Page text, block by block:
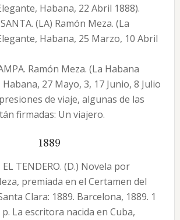
Habana, 22 Abril 1888).
(LA) Ramón Meza. (La
Habana, 25 Marzo, 10 Abril
Ramón Meza. (La Habana
27 Mayo, 3, 17 Junio, 8 Julio
de viaje, algunas de las
firmadas: Un viajero.
1889
EL TENDERO. (D.) Novela por
premiada en el Certamen del
Clara: 1889. Barcelona, 1889. 1
p. La escritora nacida en Cuba,